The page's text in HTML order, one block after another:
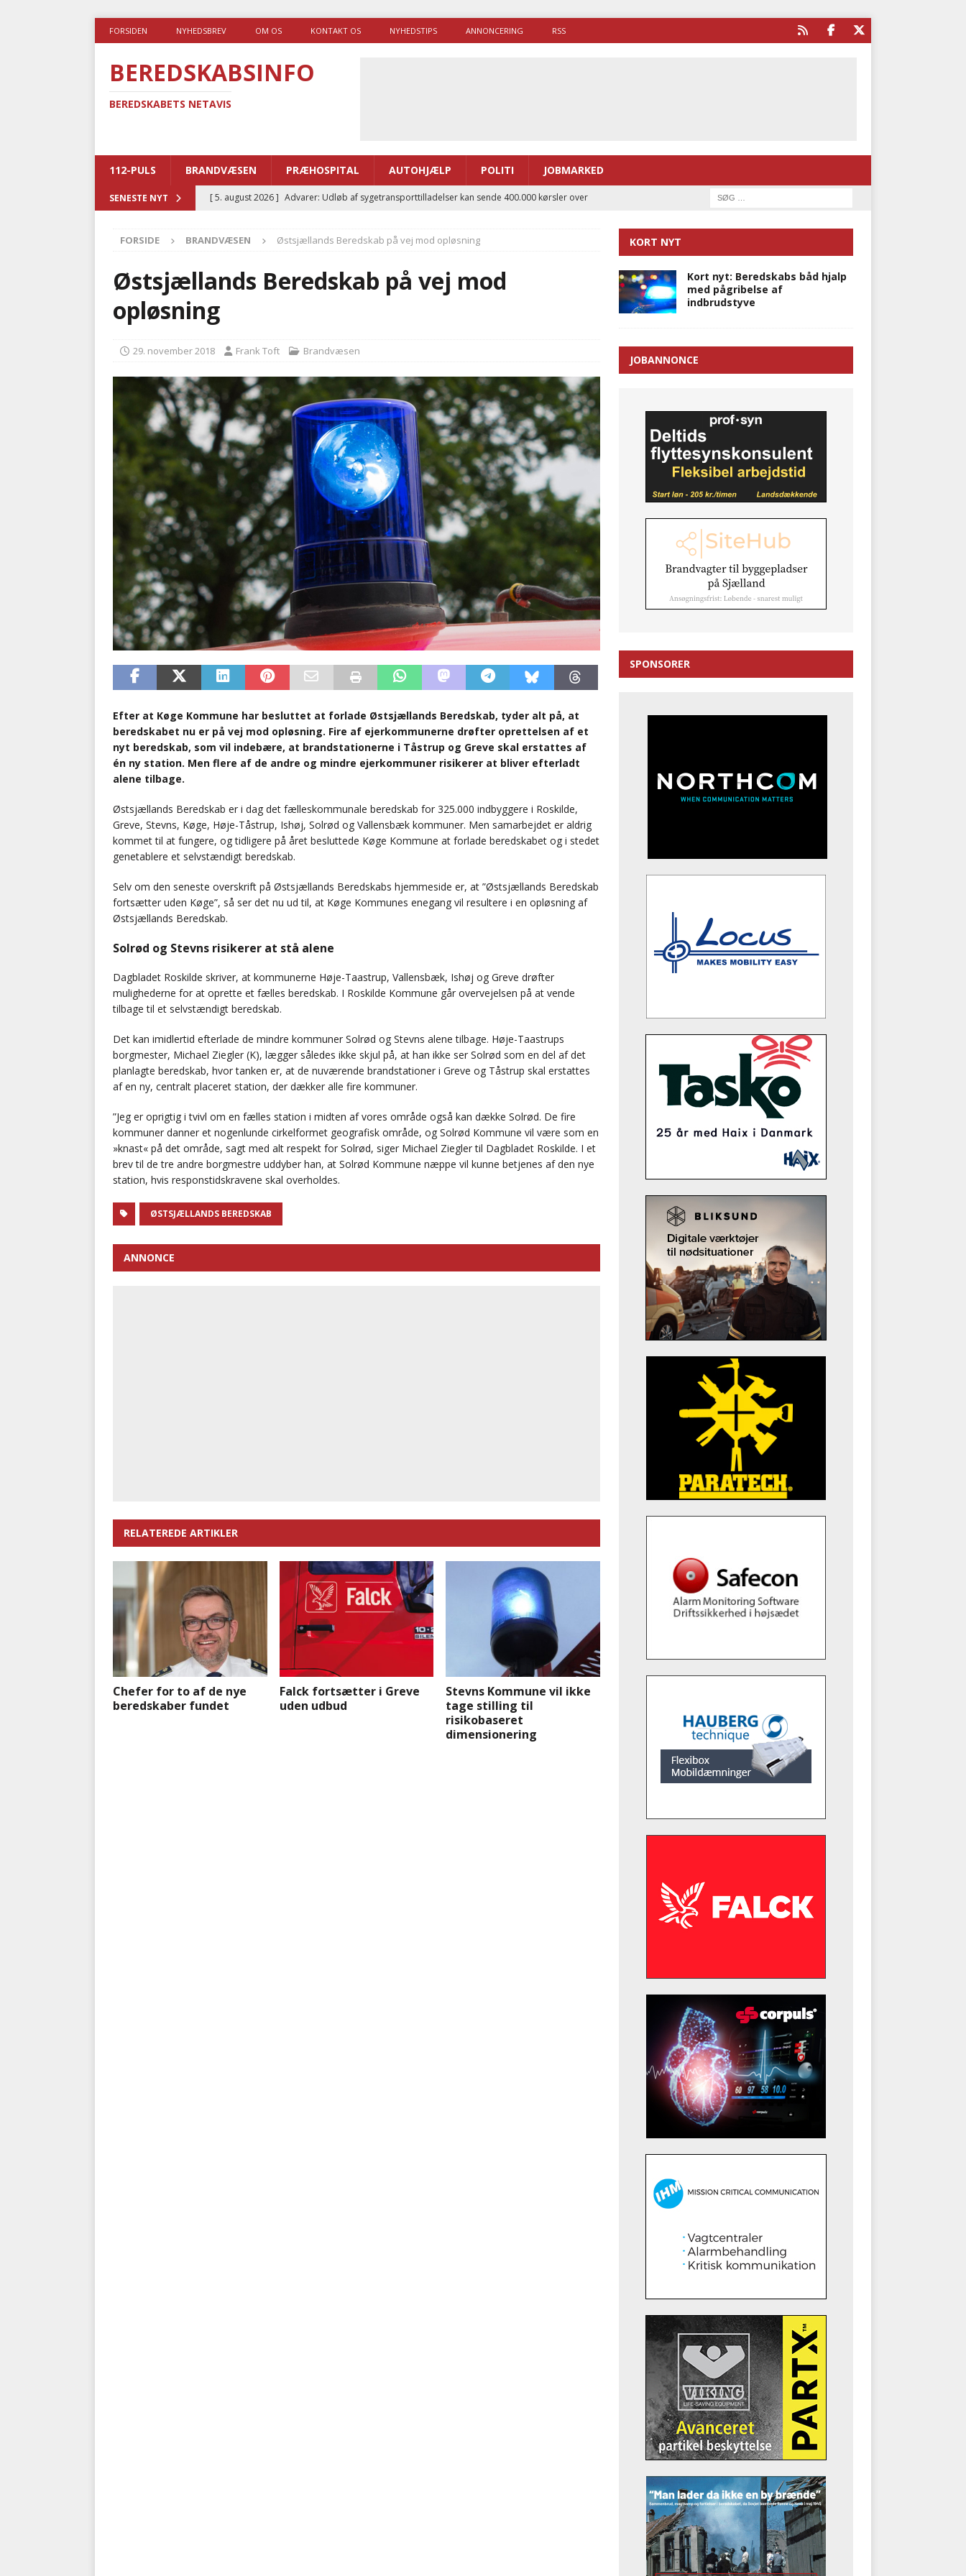
FORSIDEN NYHEDSBREV OM OS KONTAKT OS NYHEDSTIPS ANNONCERING RSS
BEREDSKABSINFO
BEREDSKABETS NETAVIS
112-PULS BRANDVÆSEN PRÆHOSPITAL AUTOHJÆLP POLITI JOBMARKED
SENESTE NYT [ 5. august 2026 ] Advarer: Udløb af sygetransporttilladelser kan sende 400.000 kørsler over
[ 5. august 2026 ] Ny ambulance og el-sygetransportvogn til Samsø
[ 4. august 2026 ]
Brandvæsenerne brugte lidt længere tid på at komme af sted i 2025
[ 4. august 2026 ]
kriminalitet
POLITI
BRANDVÆSEN
FORSIDE BRANDVÆSEN Østsjællands Beredskab på vej mod opløsning
Østsjællands Beredskab på vej mod
opløsning
29. november 2018 Frank Toft Brandvæsen
Efter at Køge Kommune har besluttet at forlade Østsjællands Beredskab, tyder alt på, at
beredskabet nu er på vej mod opløsning. Fire af ejerkommunerne drøfter oprettelsen af et
nyt beredskab, som vil indebære, at brandstationerne i Tåstrup og Greve skal erstattes af
én ny station. Men flere af de andre og mindre ejerkommuner risikerer at bliver efterladt
alene tilbage.
Østsjællands Beredskab er i dag det fælleskommunale beredskab for 325.000 indbyggere i Roskilde,
Greve, Stevns, Køge, Høje-Tåstrup, Ishøj, Solrød og Vallensbæk kommuner. Men samarbejdet er aldrig
kommet til at fungere, og tidligere på året besluttede Køge Kommune at forlade beredskabet og i stedet
genetablere et selvstændigt beredskab.
Selv om den seneste overskrift på Østsjællands Beredskabs hjemmeside er, at ”Østsjællands Beredskab
fortsætter uden Køge”, så ser det nu ud til, at Køge Kommunes enegang vil resultere i en opløsning af
Østsjællands Beredskab.
Solrød og Stevns risikerer at stå alene
Dagbladet Roskilde skriver, at kommunerne Høje-Taastrup, Vallensbæk, Ishøj og Greve drøfter
mulighederne for at oprette et fælles beredskab. I Roskilde Kommune går overvejelsen på at vende
tilbage til et selvstændigt beredskab.
Det kan imidlertid efterlade de mindre kommuner Solrød og Stevns alene tilbage. Høje-Taastrups
borgmester, Michael Ziegler (K), lægger således ikke skjul på, at han ikke ser Solrød som en del af det
planlagte beredskab, hvor tanken er, at de nuværende brandstationer i Greve og Tåstrup skal erstattes
af en ny, centralt placeret station, der dækker alle fire kommuner.
”Jeg er oprigtig i tvivl om en fælles station i midten af vores område også kan dække Solrød. De fire
kommuner danner et nogenlunde cirkelformet geografisk område, og Solrød Kommune vil være som en
»knast« på det område, sagt med alt respekt for Solrød, siger Michael Ziegler til Dagbladet Roskilde. I et
brev til de tre andre borgmestre uddyber han, at Solrød Kommune næppe vil kunne betjenes af den nye
station, hvis responstidskravene skal overholdes.
ØSTSJÆLLANDS BEREDSKAB
ANNONCE
RELATEREDE ARTIKLER
Chefer for to af de nye
beredskaber fundet
Falck fortsætter i Greve
uden udbud
Stevns Kommune vil ikke
tage stilling til
risikobaseret
dimensionering
KORT NYT
Kort nyt: Beredskabs båd hjalp
med pågribelse af
indbrudstyve
JOBANNONCE
SPONSORER